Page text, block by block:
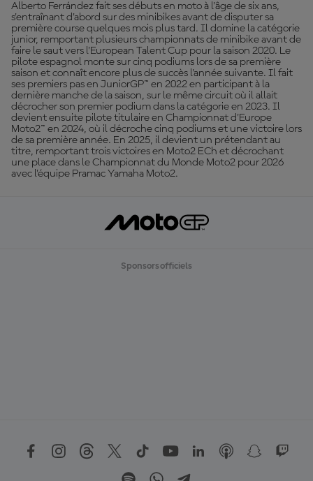
Alberto Ferrández fait ses débuts en moto à l'âge de six ans,
s'entraînant d'abord sur des minibikes avant de disputer sa
première course quelques mois plus tard. Il domine la catégorie
junior, remportant plusieurs championnats de minibike avant de
faire le saut vers l'European Talent Cup pour la saison 2020. Le
pilote espagnol monte sur cinq podiums lors de sa première
saison et connaît encore plus de succès l'année suivante. Il fait
ses premiers pas en JuniorGP™ en 2022 en participant à la
dernière manche de la saison, sur le même circuit où il allait
décrocher son premier podium dans la catégorie en 2023. Il
devient ensuite pilote titulaire en Championnat d'Europe
Moto2™ en 2024, où il décroche cinq podiums et une victoire lors
de sa première année. En 2025, il devient un prétendant au
titre, remportant trois victoires en Moto2 ECh et décrochant
une place dans le Championnat du Monde Moto2 pour 2026
avec l'équipe Pramac Yamaha Moto2.
Sponsors officiels